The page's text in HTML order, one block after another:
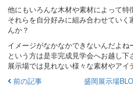
他にもいろんな木材や素材によって特
それらを自分好みに組み合わせてい
んか？
イメージがなかなかできないんだよ
という方は是非完成見学会へお越し下
展示場では見れない様々な素材やアイ
前の記事
盛岡展示場